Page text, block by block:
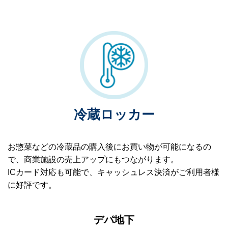
冷蔵ロッカー
お惣菜などの冷蔵品の購入後にお買い物が可能になるの
で、商業施設の売上アップにもつながります。
ICカード対応も可能で、キャッシュレス決済がご利用者様
に好評です。
デパ地下